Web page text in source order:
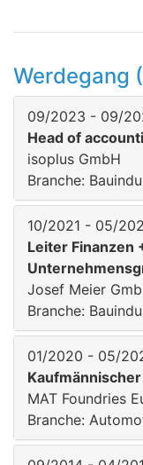
Werdegang
09/2023 - 09/
Head of
isoplus GmbH
Branche:
10/2021 - 05/
Leiter Finanzen
Josef Meier
Branche:
01/2020 - 05/
MAT Foundries
Branche: